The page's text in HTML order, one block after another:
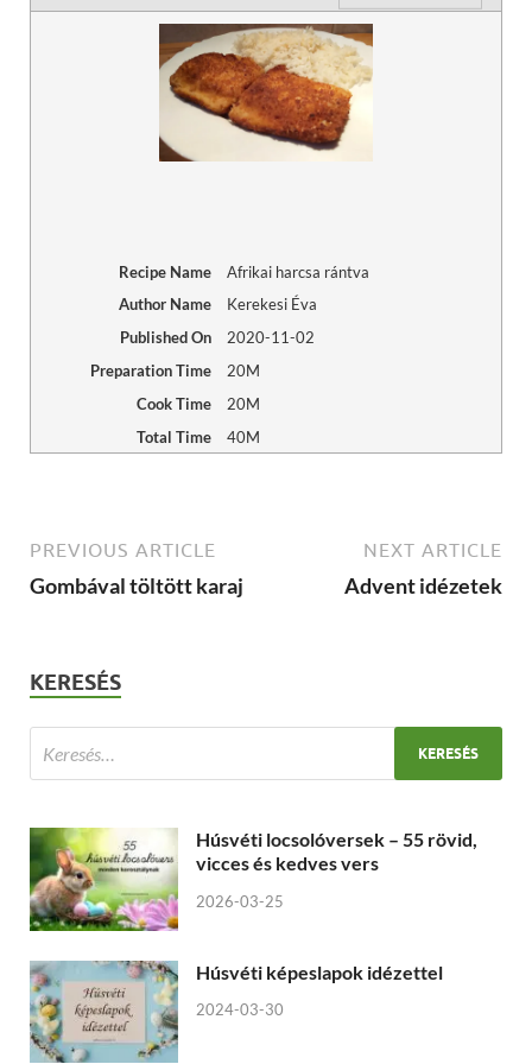
Recipe Name
Afrikai harcsa rántva
Author Name
Kerekesi Éva
Published On
2020-11-02
Preparation Time
20M
Cook Time
20M
Total Time
40M
PREVIOUS ARTICLE
Gombával töltött karaj
NEXT ARTICLE
Advent idézetek
KERESÉS
Húsvéti locsolóversek – 55 rövid,
vicces és kedves vers
2026-03-25
Húsvéti képeslapok idézettel
2024-03-30